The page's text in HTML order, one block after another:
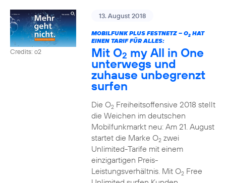
Credits: o2
13. August 2018
MOBILFUNK PLUS FESTNETZ – O2HAT
EINEN TARIF FÜR ALLES:
Mit O2 my All in One
unterwegs und
zuhause unbegrenzt
surfen
Die O2Freiheitsoffensive 2018 stellt
die Weichen im deutschen
Mobilfunkmarkt neu: Am 21. August
startet die Marke O2zwei
Unlimited-Tarife mit einem
einzigartigen Preis-
Leistungsverhältnis. Mit O2Free